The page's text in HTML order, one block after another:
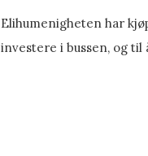
Elihumenigheten har
investere i bussen, og til